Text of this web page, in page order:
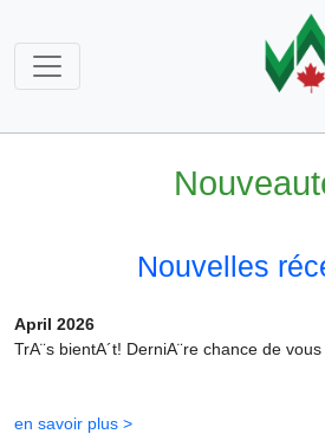
Nouvelles
April 2026
TrA¨s bientA´t! DerniA¨re chance de vous
en savoir plus >